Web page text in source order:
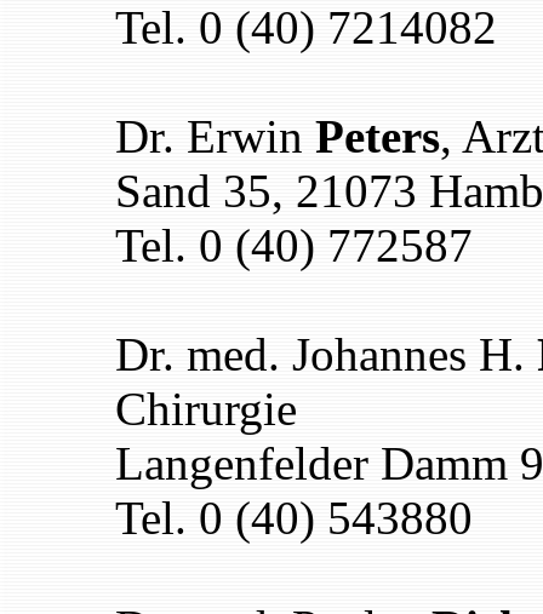
Tel. 0 (40) 7214082
Dr. Erwin Peters,
Sand 35, 21073
Tel. 0 (40) 772587
Dr. med. Johannes H.
Chirurgie
Langenfelder Damm
Tel. 0 (40) 543880